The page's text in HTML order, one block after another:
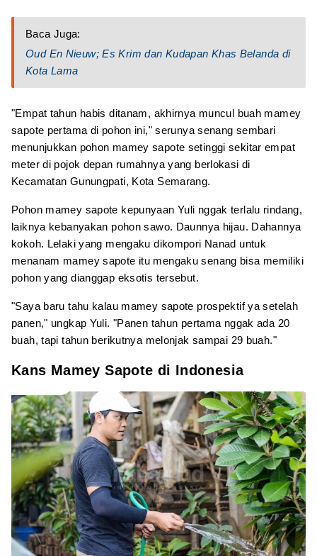
Baca Juga:
Oud En Nieuw; Es Krim dan Kudapan Khas Belanda di
Kota Lama
"Empat tahun habis ditanam, akhirnya muncul buah mamey
sapote pertama di pohon ini," serunya senang sembari
menunjukkan pohon mamey sapote setinggi sekitar empat
meter di pojok depan rumahnya yang berlokasi di
Kecamatan Gunungpati, Kota Semarang.
Pohon mamey sapote kepunyaan Yuli nggak terlalu rindang,
laiknya kebanyakan pohon sawo. Daunnya hijau. Dahannya
kokoh. Lelaki yang mengaku dikompori Nanad untuk
menanam mamey sapote itu mengaku senang bisa memiliki
pohon yang dianggap eksotis tersebut.
"Saya baru tahu kalau mamey sapote prospektif ya setelah
panen," ungkap Yuli. "Panen tahun pertama nggak ada 20
buah, tapi tahun berikutnya melonjak sampai 29 buah."
Kans Mamey Sapote di Indonesia